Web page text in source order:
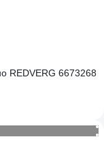
REDVERG 6673268